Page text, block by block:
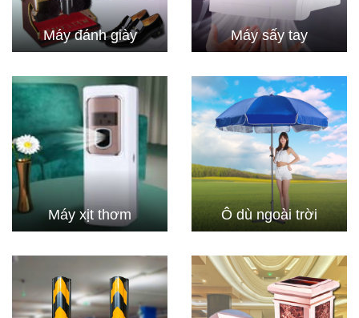
Máy đánh giày Máy sấy tay
Máy xịt thơm Ô dù ngoài trời